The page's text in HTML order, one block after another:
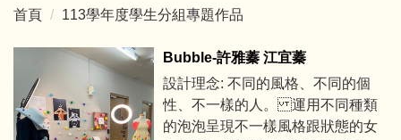
首頁 113學年度學生分組專題作品
Bubble-許雅蓁 江宜蓁
設計理念: 不同的風格、不同的個
性、不一樣的人。 運用不同種類
的泡泡呈現不一樣風格跟狀態的女